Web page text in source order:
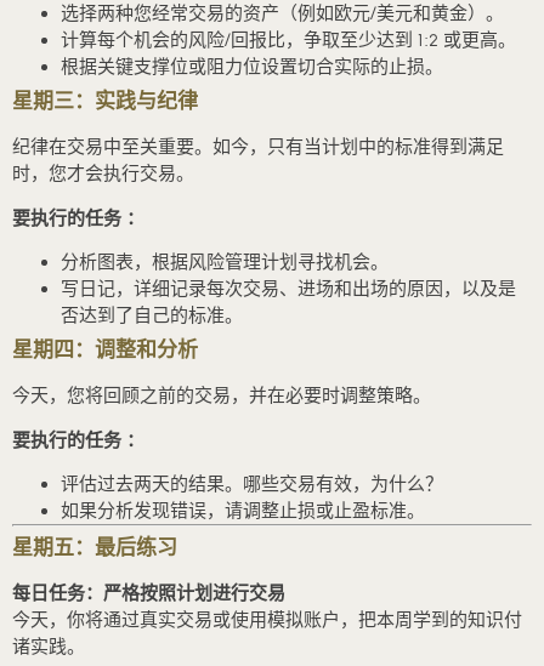
选择两种您经常交易的资产（例如欧元/美元和黄金）。
计算每个机会的风险/回报比，争取至少达到 1:2 或更高。
根据关键支撑位或阻力位设置切合实际的止损。
星期三：实践与纪律
纪律在交易中至关重要。如今，只有当计划中的标准得到满足
时，您才会执行交易。
要执行的任务 ：
分析图表，根据风险管理计划寻找机会。
写日记，详细记录每次交易、进场和出场的原因，以及是
否达到了自己的标准。
星期四：调整和分析
今天，您将回顾之前的交易，并在必要时调整策略。
要执行的任务 ：
评估过去两天的结果。哪些交易有效，为什么？
如果分析发现错误，请调整止损或止盈标准。
星期五：最后练习
每日任务：严格按照计划进行交易
今天，你将通过真实交易或使用模拟账户，把本周学到的知识付
诸实践。